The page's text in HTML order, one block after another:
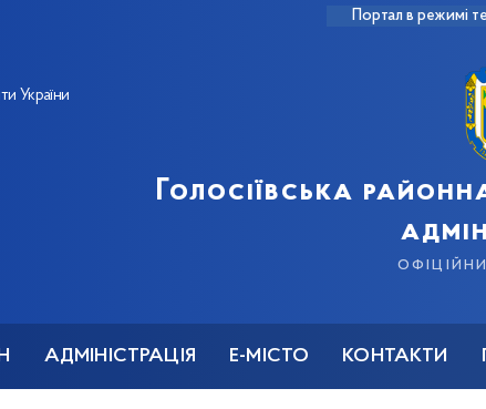
Портал в режимі
України
Голосіївська
АДМІНІСТРАЦІЯ Е-МІСТО КОНТАКТИ